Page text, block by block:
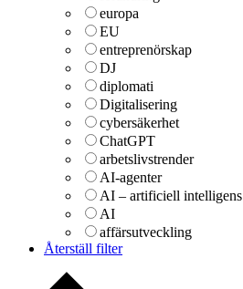
europa
EU
entreprenörskap
DJ
diplomati
Digitalisering
cybersäkerhet
ChatGPT
arbetslivstrender
AI-agenter
AI – artificiell intelligens
AI
affärsutveckling
Återställ filter